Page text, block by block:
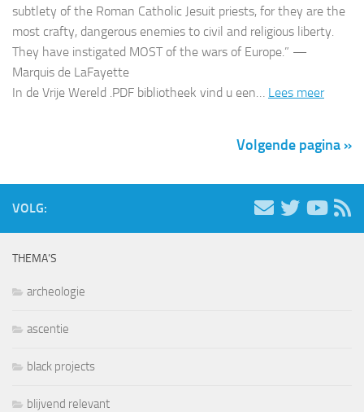
subtlety of the Roman Catholic Jesuit priests, for they are the
most crafty, dangerous enemies to civil and religious liberty.
They have instigated MOST of the wars of Europe.” —
Marquis de LaFayette
In de Vrije Wereld .PDF bibliotheek vind u een… Lees meer
Volgende pagina »
VOLG:
THEMA’S
archeologie
ascentie
black projects
blijvend relevant